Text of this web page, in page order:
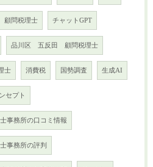
問税理士 チャットGPT
品川区 五反田 顧問税理士
士 消費税 国勢調査 生成AI
セプト
事務所の口コミ情報
事務所の評判